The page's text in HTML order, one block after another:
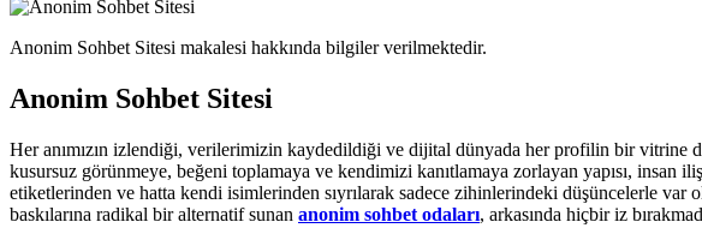
Anonim Sohbet Sitesi makalesi hakkında bilgiler verilmektedir.
Anonim Sohbet Sitesi
Her anımızın izlendiği, verilerimizin kaydedildiği ve dijital dünyada her profilin bir vitrine
kusursuz görünmeye, beğeni toplamaya ve kendimizi kanıtlamaya zorlayan yapısı, insan
etiketlerinden ve hatta kendi isimlerinden sıyrılarak sadece zihinlerindeki düşüncelerle
baskılarına radikal bir alternatif sunan anonim sohbet odaları, arkasında hiçbir iz